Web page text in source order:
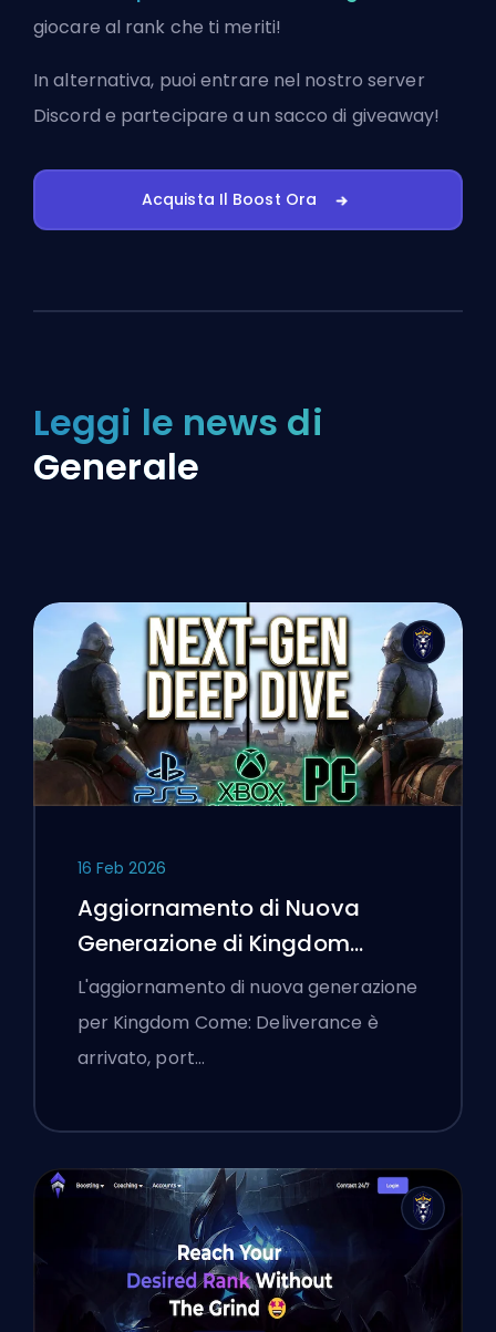
giocare al rank che ti meriti!
In alternativa, puoientrare nel nostro server
Discord e partecipare a un sacco di giveaway!
Acquista Il Boost Ora
Leggi le news di
Generale
16 Feb 2026
Aggiornamento di Nuova
Generazione di Kingdom
Come: Deliverance: Un'Analisi
Approfondita
L'aggiornamento di nuova generazione
per Kingdom Come: Deliverance è
arrivato, port…